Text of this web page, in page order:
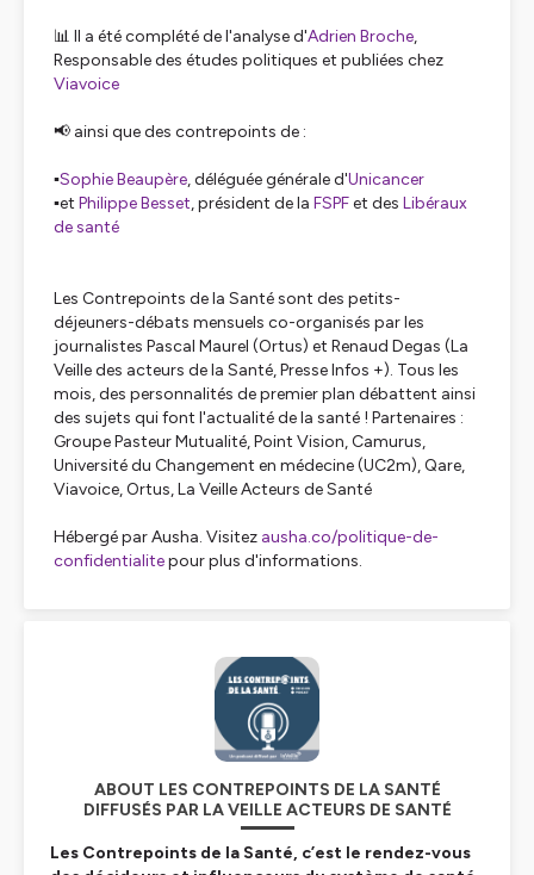
📊 Il a été complété de l'analyse d'Adrien Broche,
Responsable des études politiques et publiées chez
Viavoice
📢 ainsi que des contrepoints de :
▪️Sophie Beaupère, déléguée générale d'Unicancer
▪️et Philippe Besset, président de la FSPFet des Libéraux
de santé
Les Contrepoints de la Santé sont des petits-
déjeuners-débats mensuels co-organisés par les
journalistes Pascal Maurel (Ortus) et Renaud Degas (La
Veille des acteurs de la Santé, Presse Infos +). Tous les
mois, des personnalités de premier plan débattent ainsi
des sujets qui font l'actualité de la santé ! Partenaires :
Groupe Pasteur Mutualité, Point Vision, Camurus,
Université du Changement en médecine (UC2m), Qare,
Viavoice, Ortus, La Veille Acteurs de Santé
Hébergé par Ausha. Visitez ausha.co/politique-de-
confidentialitepour plus d'informations.
ABOUT LES CONTREPOINTS DE LA SANTÉ
DIFFUSÉS PAR LA VEILLE ACTEURS DE SANTÉ
Les Contrepoints de la Santé, c’est le rendez-vous